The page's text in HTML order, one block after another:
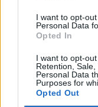
I want to opt-
Personal Data
Opted In
I want to opt-
Retention,
Personal Data
Purposes for
Opted Out